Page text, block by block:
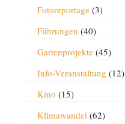
Fotoreportage(3)
Führungen (40)
Gartenprojekte(45)
Info-Veranstaltung (12)
Kino (15)
Klimawandel(62)